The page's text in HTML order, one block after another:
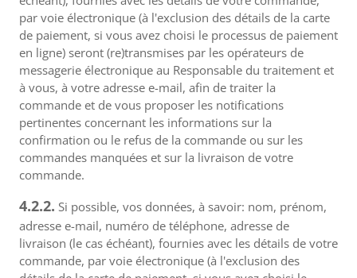
par voie électronique (à l'exclusion des détails de la carte
de paiement, si vous avez choisi le processus de paiement
en ligne) seront (re)transmises par les opérateurs de
messagerie électronique au Responsable du traitement et
à vous, à votre adresse e-mail, afin de traiter la
commande et de vous proposer les notifications
pertinentes concernant les informations sur la
confirmation ou le refus de la commande ou sur les
commandes manquées et sur la livraison de votre
commande.
4.2.2. Si possible, vos données, à savoir: nom, prénom,
adresse e-mail, numéro de téléphone, adresse de
livraison (le cas échéant), fournies avec les détails de votre
commande, par voie électronique (à l'exclusion des